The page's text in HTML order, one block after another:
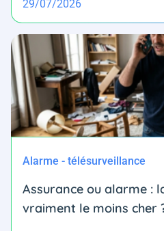
29/07/2026
Alarme - télésurveillance
Assurance ou alarme :
vraiment le moins cher